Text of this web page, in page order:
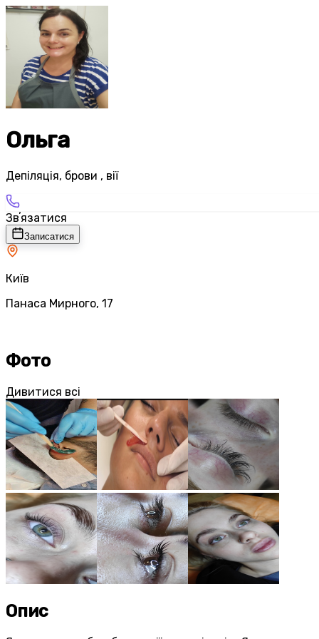
Ольга
Депіляція, брови , вії
Звʼязатися
Записатися
Київ
Панаса Мирного, 17
Фото
Дивитися всі
Опис